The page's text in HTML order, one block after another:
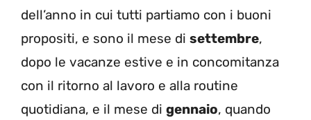
dell’anno in cui tutti partiamo con i buoni
propositi, e sono il mese di settembre,
dopo le vacanze estive e in concomitanza
con il ritorno al lavoro e alla routine
quotidiana, e il mese di gennaio, quando